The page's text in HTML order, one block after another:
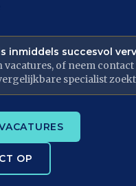
inmiddels succesvol
vacatures, of neem contact
specialist
OP